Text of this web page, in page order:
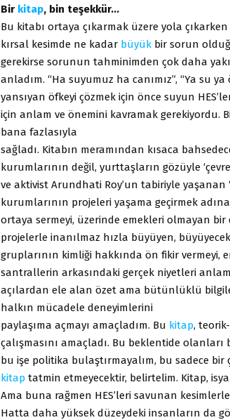
Bir kitap, bin teşekkür…
Bu kitabı ortaya çıkarmak üzere yola
kırsal kesimde ne kadar büyük bir sorun
gerekirse sorunun tahminimden çok daha
anladım. “Ha suyumuz ha canımız”, “Ya su
yansıyan öfkeyi çözmek için önce suyun
için anlam ve önemini kavramak gerekiyordu.
bana fazlasıyla
sağladı. Kitabın meramından kısaca
kurumlarının değil, yurttaşların gözüyle
ve aktivist Arundhati Roy’un tabiriyle yaşanan
kurumlarının projeleri yaşama geçirmek
ortaya sermeyi, üzerinde emekleri olmayan
projelerle inanılmaz hızla büyüyen,
gruplarının kimliği hakkında ön fikir vermeyi,
santrallerin arkasındaki gerçek niyetleri
açılardan ele alan özet ama bütünlüklü
halkın mücadele deneyimlerini
paylaşıma açmayı amaçladım. Bu kitap,
çalışmasını amaçladı. Bu beklentide
bu işe politika bulaştırmayalım, bu sadece bir
kitap tatmin etmeyecektir, belirtelim. Kitap,
Ama buna rağmen HES’leri savunan
Hatta daha yüksek düzeydeki insanların da